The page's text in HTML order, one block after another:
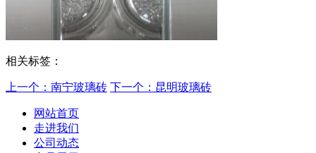
相关标签：
上一个：南宁玻璃砖 下一个：昆明玻璃砖
网站首页
走进我们
公司动态